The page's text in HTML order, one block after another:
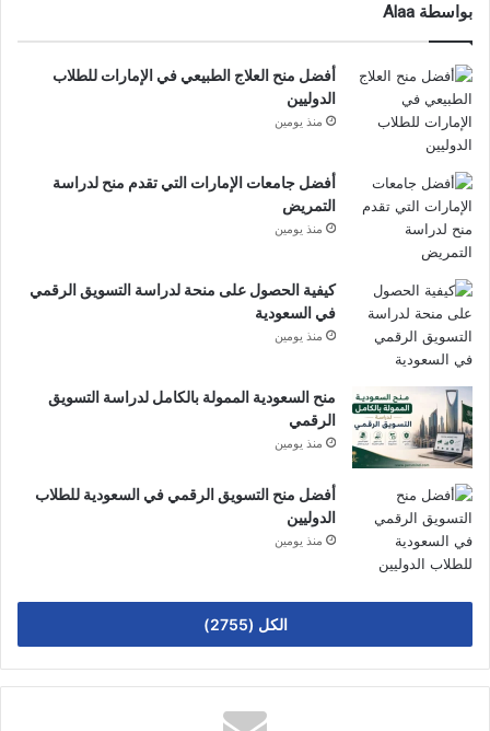
بواسطة Alaa
أفضل منح العلاج الطبيعي في الإمارات للطلاب
الدوليين
منذ يومين
أفضل جامعات الإمارات التي تقدم منح لدراسة
التمريض
منذ يومين
كيفية الحصول على منحة لدراسة التسويق الرقمي
في السعودية
منذ يومين
منح السعودية الممولة بالكامل لدراسة التسويق
الرقمي
منذ يومين
أفضل منح التسويق الرقمي في السعودية للطلاب
الدوليين
منذ يومين
الكل (2755)